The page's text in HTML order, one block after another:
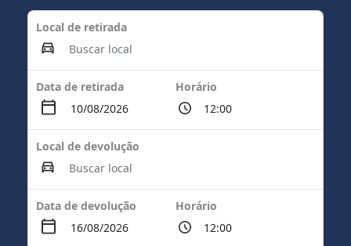
Local de retirada
Data de retirada Horário
Local de devolução
Data de devolução Horário